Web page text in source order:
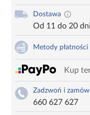
Dostawa
Od 11 do 20
Metody płatności
Kup
Zadzwoń i zamów
660 627 627